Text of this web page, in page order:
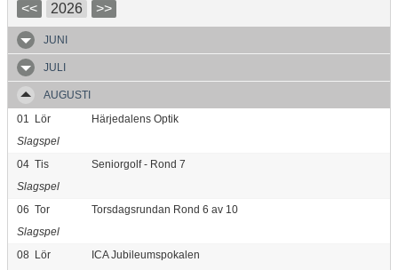
<< 2026 >>
JUNI
JULI
AUGUSTI
01
Lör
Härjedalens Optik
Slagspel
04 Tis
Seniorgolf - Rond 7
Slagspel
06 Tor
Torsdagsrundan Rond 6 av 10
Slagspel
08
Lör
ICA Jubileumspokalen